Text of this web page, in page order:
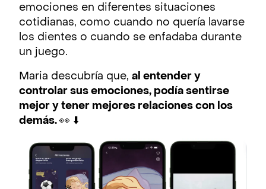
emociones en diferentes situaciones
cotidianas, como cuando no quería lavarse
los dientes o cuando se enfadaba durante
un juego.
Maria descubría que, al entender y
controlar sus emociones, podía sentirse
mejor y tener mejores relaciones con los
demás. 👀 ⬇️